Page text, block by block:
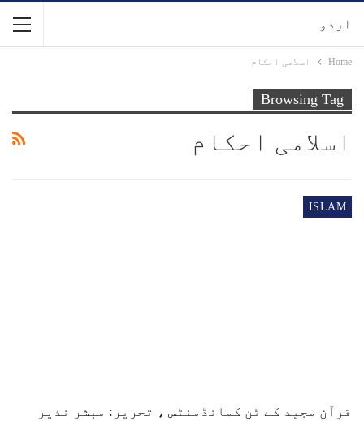
اردو
Home اسلامی احکام
Browsing Tag
اسلامی احکام
ISLAM
قرآن مجید کے ٹن کمانڈمنٹس ، تحریر: مبشر نذیر